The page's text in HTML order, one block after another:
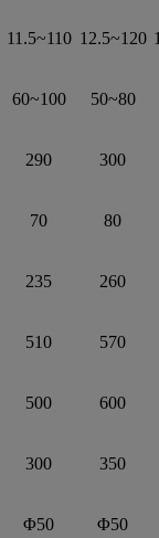
11.5~110 12.5~120
60~100 50~80
290 300
70 80
235 260
510 570
500 600
300 350
Φ50 Φ50